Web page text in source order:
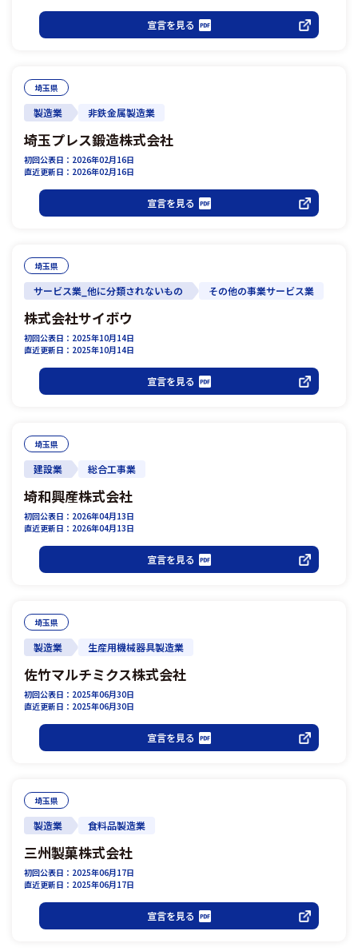
宣言を見る
埼玉県
製造業 非鉄金属製造業
埼玉プレス鍛造株式会社
初回公表日：2026年02月16日
直近更新日：2026年02月16日
宣言を見る
埼玉県
サービス業_他に分類されないもの その他の事業サービス業
株式会社サイボウ
初回公表日：2025年10月14日
直近更新日：2025年10月14日
宣言を見る
埼玉県
建設業 総合工事業
埼和興産株式会社
初回公表日：2026年04月13日
直近更新日：2026年04月13日
宣言を見る
埼玉県
製造業 生産用機械器具製造業
佐竹マルチミクス株式会社
初回公表日：2025年06月30日
直近更新日：2025年06月30日
宣言を見る
埼玉県
製造業 食料品製造業
三州製菓株式会社
初回公表日：2025年06月17日
直近更新日：2025年06月17日
宣言を見る